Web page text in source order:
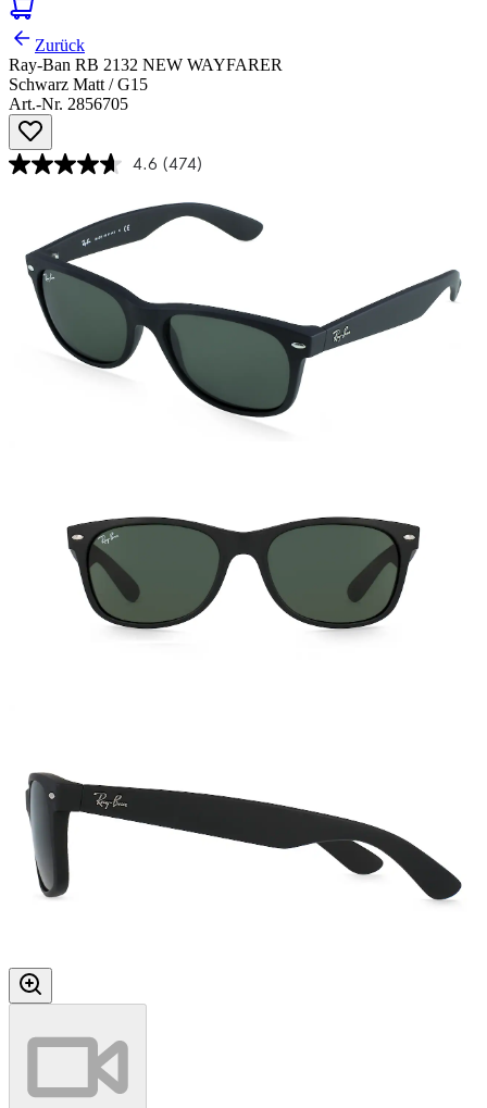
Zurück
Ray-Ban RB 2132 NEW WAYFARER
Schwarz Matt / G15
Art.-Nr. 2856705
4.6 (474)